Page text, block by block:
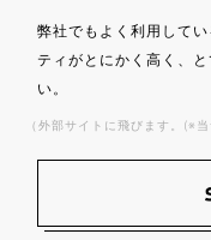
弊社でもよく利用して
ティがとにかく高く、
い。
（外部サイトに飛びます。(※